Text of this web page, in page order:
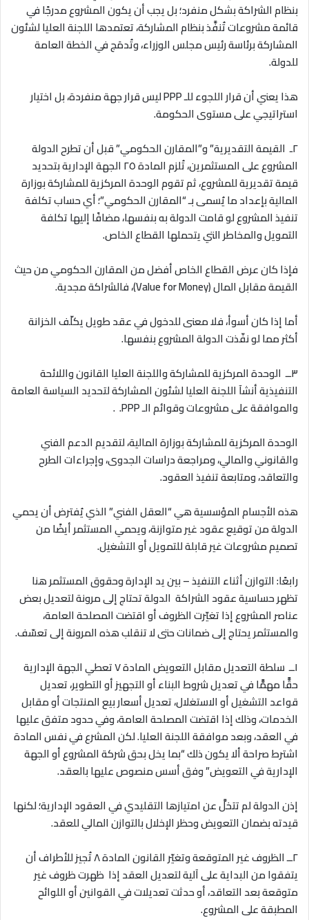
بنظام الشراكة بشكل منفرد؛ بل يجب أن يكون المشروع مدرجًا في
قائمة مشروعات تُنفَّذ بنظام المشاركة، تعتمدها اللجنة العليا لشئون
المشاركة برئاسة رئيس مجلس الوزراء، وتُدمَج في الخطة العامة
للدولة.
هذا يعني أن قرار اللجوء للـPPP
ليس قرار جهة منفردة، بل اختيار
استراتيجي على مستوى الحكومة.
٢ـ القيمة التقديرية” و”المقارن الحكومي”قبل أن تطرح الدولة
المشروع على المستثمرين، تُلزم المادة ٢٥ الجهة الإدارية بتحديد
قيمة تقديرية للمشروع، ثم تقوم الوحدة المركزية للمشاركة بوزارة
المالية بإعداد ما يُسمى بـ “المقارن الحكومي”؛ أي حساب تكلفة
تنفيذ المشروع لو قامت الدولة به بنفسها، مضافًا إليها تكلفة
التمويل والمخاطر التي يتحملها القطاع الخاص.
فإذا كان عرض القطاع الخاص أفضل من المقارن الحكومي من حيث
القيمة مقابل المال(Value for Money) ، فالشراكة مجدية.
أما إذا كان أسوأ، فلا معنى للدخول في عقد طويل يكلّف الخزانة
أكثر مما لو نفّذت الدولة المشروع بنفسها.
٣ــ الوحدة المركزية للمشاركة واللجنة العليا القانون واللائحة
التنفيذية أنشآ اللجنة العليا لشئون المشاركة لتحديد السياسة العامة
والموافقة على مشروعات وقوائم الـPPP.
.
الوحدة المركزية للمشاركة بوزارة المالية، لتقديم الدعم الفني
والقانوني والمالي، ومراجعة دراسات الجدوى، وإجراءات الطرح
والتعاقد، ومتابعة تنفيذ العقود.
هذه الأجسام المؤسسية هي “العقل الفني” الذي يُفترض أن يحمي
الدولة من توقيع عقود غير متوازنة، ويحمي المستثمر أيضًا من
تصميم مشروعات غير قابلة للتمويل أو التشغيل.
رابعًا: التوازن أثناء التنفيذ – بين يد الإدارة وحقوق المستثمر هنا
تظهر حساسية عقود الشراكة الدولة تحتاج إلى مرونة لتعديل بعض
عناصر المشروع إذا تغيّرت الظروف أو اقتضت المصلحة العامة،
والمستثمر يحتاج إلى ضمانات حتى لا تنقلب هذه المرونة إلى تعسّف.
١ــ
سلطة التعديل مقابل التعويض المادة ٧ تعطي الجهة الإدارية
حقًّا مهمًّا في تعديل شروط البناء أو التجهيز أو التطوير، تعديل
قواعد التشغيل أو الاستغلال، تعديل أسعار بيع المنتجات أو مقابل
الخدمات، وذلك إذا اقتضت المصلحة العامة، وفي حدود متفق عليها
في العقد، وبعد موافقة اللجنة العليا. لكن المشرع في نفس المادة
اشترط صراحة ألا يكون ذلك “بما يخل بحق شركة المشروع أو الجهة
الإدارية في التعويض” وفق أسس منصوص عليها بالعقد.
إذن الدولة لم تتخلَّ عن امتيازها التقليدي في العقود الإدارية؛ لكنها
قيدته بضمان التعويض وحظر الإخلال بالتوازن المالي للعقد.
٢ــ الظروف غير المتوقعة وتغيّر القانون المادة ٨ تُجيز للأطراف أن
يتفقوا من البداية على آلية لتعديل العقد إذا ظهرت ظروف غير
متوقعة بعد التعاقد، أو حدثت تعديلات في القوانين أو اللوائح
المطبقة على المشروع.